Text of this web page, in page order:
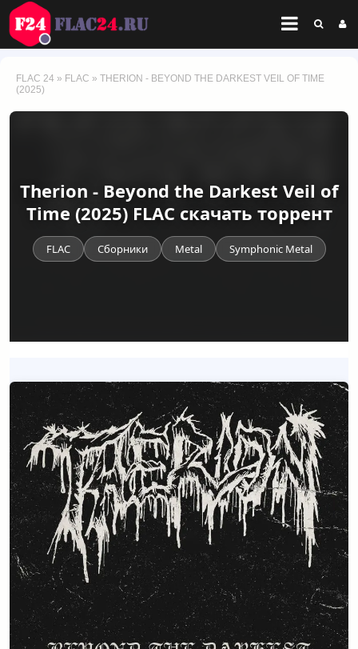
FLAC 24 » FLAC » THERION - BEYOND THE DARKEST VEIL OF TIME
(2025)
Therion - Beyond the Darkest Veil of
Time (2025) FLAC скачать торрент
FLAC Сборники Metal Symphonic Metal